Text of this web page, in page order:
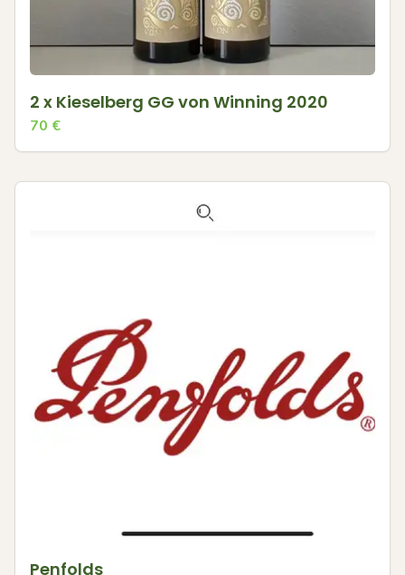
2 x Kieselberg GG von Winning 2020
70 €
Penfolds